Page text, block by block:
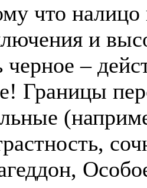
что
и
черное –
Границы